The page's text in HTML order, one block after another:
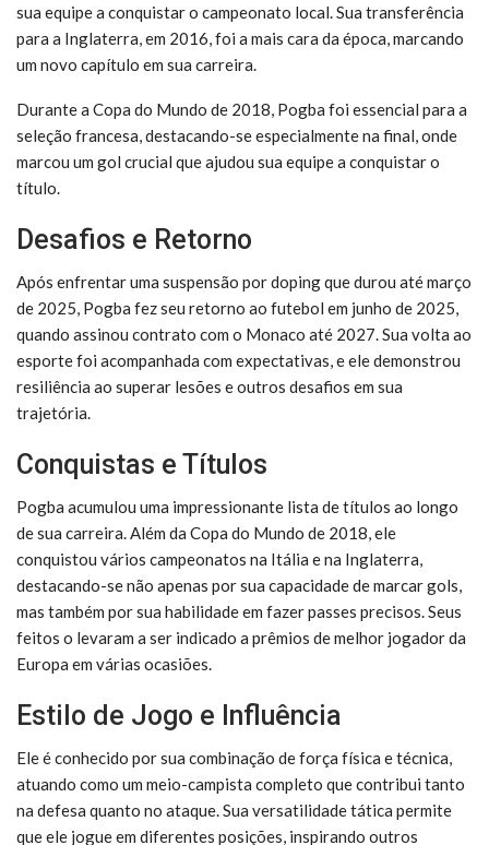
sua equipe a conquistar o campeonato local. Sua transferência
para a Inglaterra, em 2016, foi a mais cara da época, marcando
um novo capítulo em sua carreira.
Durante a Copa do Mundo de 2018, Pogba foi essencial para a
seleção francesa, destacando-se especialmente na final, onde
marcou um gol crucial que ajudou sua equipe a conquistar o
título.
Desafios e Retorno
Após enfrentar uma suspensão por doping que durou até março
de 2025, Pogba fez seu retorno ao futebol em junho de 2025,
quando assinou contrato com o Monaco até 2027. Sua volta ao
esporte foi acompanhada com expectativas, e ele demonstrou
resiliência ao superar lesões e outros desafios em sua
trajetória.
Conquistas e Títulos
Pogba acumulou uma impressionante lista de títulos ao longo
de sua carreira. Além da Copa do Mundo de 2018, ele
conquistou vários campeonatos na Itália e na Inglaterra,
destacando-se não apenas por sua capacidade de marcar gols,
mas também por sua habilidade em fazer passes precisos. Seus
feitos o levaram a ser indicado a prêmios de melhor jogador da
Europa em várias ocasiões.
Estilo de Jogo e Influência
Ele é conhecido por sua combinação de força física e técnica,
atuando como um meio-campista completo que contribui tanto
na defesa quanto no ataque. Sua versatilidade tática permite
que ele jogue em diferentes posições, inspirando outros